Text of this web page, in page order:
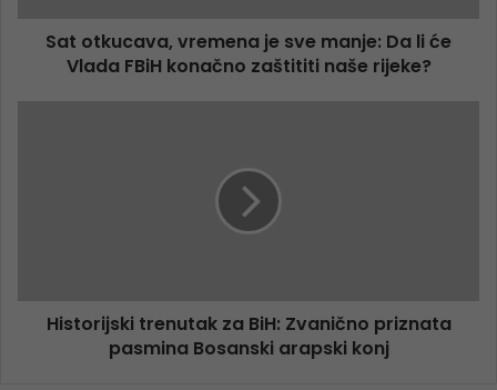
Sat otkucava, vremena je sve manje: Da li će
Vlada FBiH konačno zaštititi naše rijeke?
Historijski trenutak za BiH: Zvanično priznata
pasmina Bosanski arapski konj